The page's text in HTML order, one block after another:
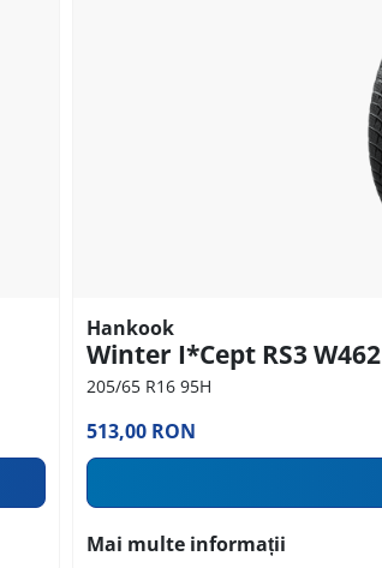
Hankook
Winter I*Cept RS3 W462
205/65 R16 95H
513,00 RON
Mai multe informații